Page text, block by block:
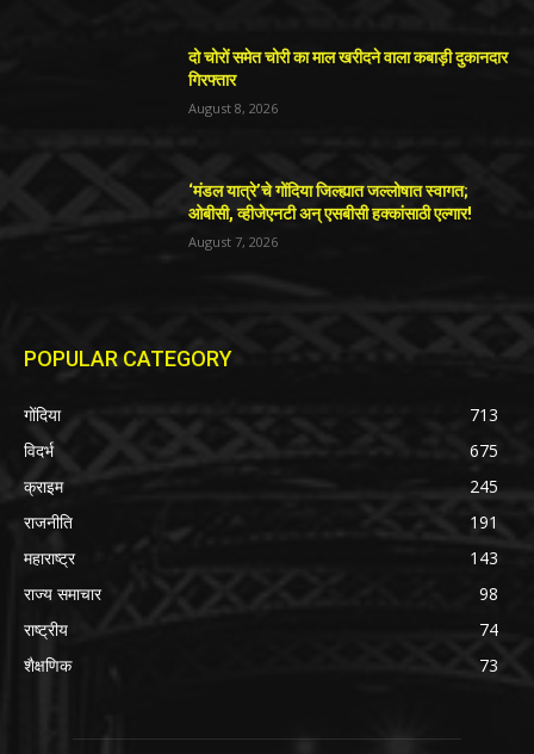
दो चोरों समेत चोरी का माल खरीदने वाला कबाड़ी दुकानदार
गिरफ्तार
August 8, 2026
‘मंडल यात्रे’चे गोंदिया जिल्ह्यात जल्लोषात स्वागत;
ओबीसी, व्हीजेएनटी अन् एसबीसी हक्कांसाठी एल्गार!
August 7, 2026
POPULAR CATEGORY
गोंदिया
713
विदर्भ
675
क्राइम
245
राजनीति
191
महाराष्ट्र
143
राज्य समाचार
98
राष्ट्रीय
74
शैक्षणिक
73